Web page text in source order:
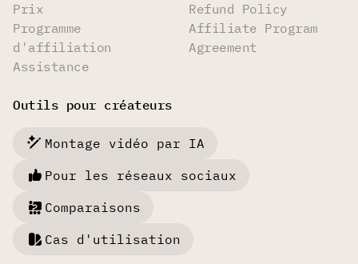
Prix
Programme
d'affiliation
Assistance
Refund Policy
Affiliate Program
Agreement
Outils pour créateurs
Montage vidéo par IA
Pour les réseaux sociaux
Comparaisons
Cas d'utilisation